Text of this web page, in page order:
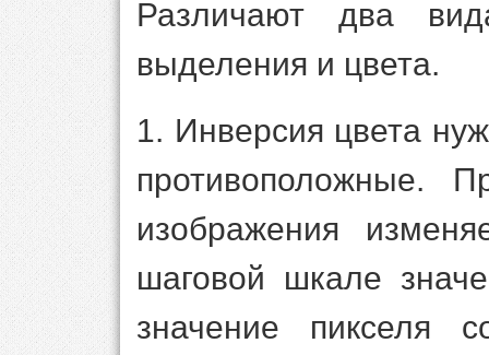
Различают два
выделения и цвета.
1. Инверсия цвета
противоположные.
изображения
шаговой шкале
значение пикселя